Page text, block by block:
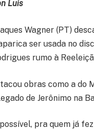
Luis
Wagner (PT)
ser usada no
rumo à
obras como a do
de Jerônimo na
pra quem já